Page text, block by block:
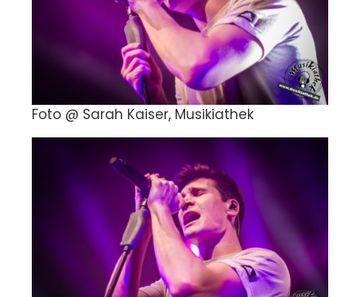
Foto @ Sarah Kaiser, Musikiathek